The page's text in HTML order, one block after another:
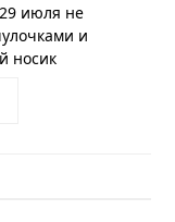
июля не
и
носик